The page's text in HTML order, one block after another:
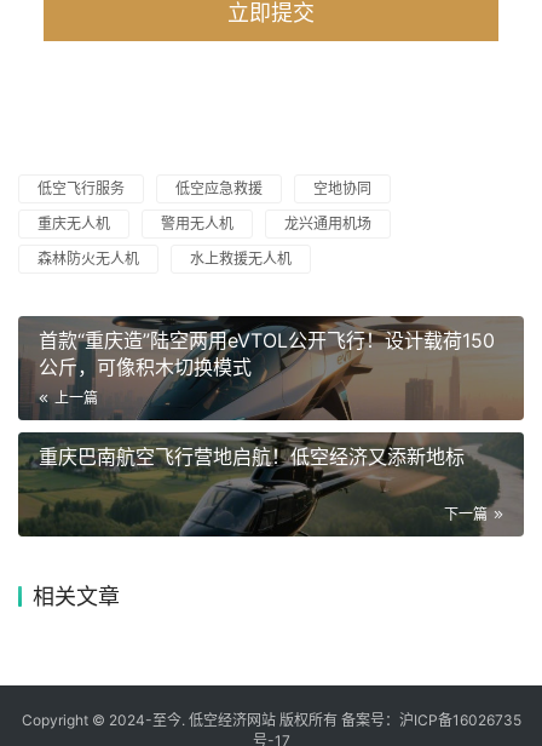
低空飞行服务 低空应急救援
空地协同
重庆无人机
警用无人机
龙兴通用机场
森林防火无人机
水上救援无人机
首款“重庆造”陆空两用eVTOL公开飞行！设计载荷150
公斤，可像积木切换模式
上一篇
重庆巴南航空飞行营地启航！低空经济又添新地标
下一篇
相关文章
Copyright © 2024-至今. 低空经济网站 版权所有 备案号： 沪ICP备16026735
号-17